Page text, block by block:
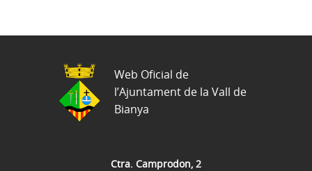
Ctra. Camprodon, 2
Web Oficial de
l’Ajuntament de la Vall de
Bianya